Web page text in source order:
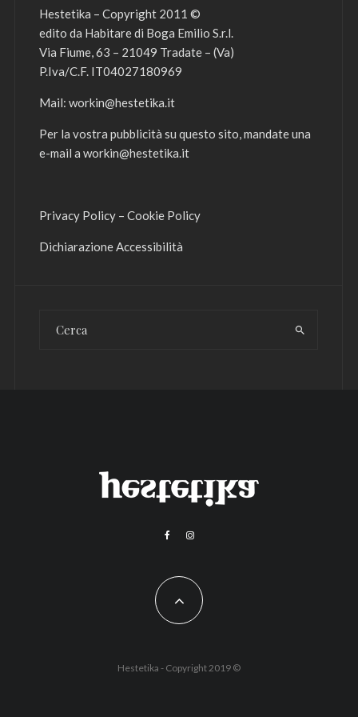
Hestetika – Copyright 2011 ©
edito da Habitare di Boga Emilio S.r.l.
Via Fiume, 63 – 21049 Tradate – (Va)
P.Iva/C.F. IT04027180969
Mail: workin@hestetika.it
Per la vostra pubblicità su questo sito, mandate una
e-mail a workin@hestetika.it
Privacy Policy – Cookie Policy
Dichiarazione Accessibilità
Hestetika - Copyright 2019 ©